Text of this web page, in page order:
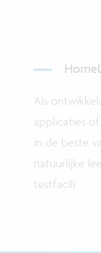
Als
applicaties
in de beste
natuurlijke
testfacili